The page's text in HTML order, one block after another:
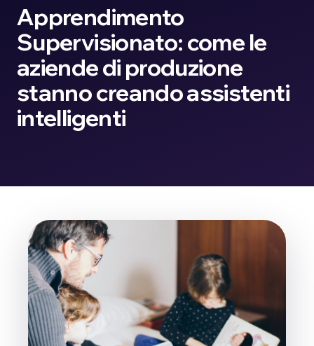
Apprendimento
Supervisionato: come le
aziende di produzione
stanno creando assistenti
intelligenti